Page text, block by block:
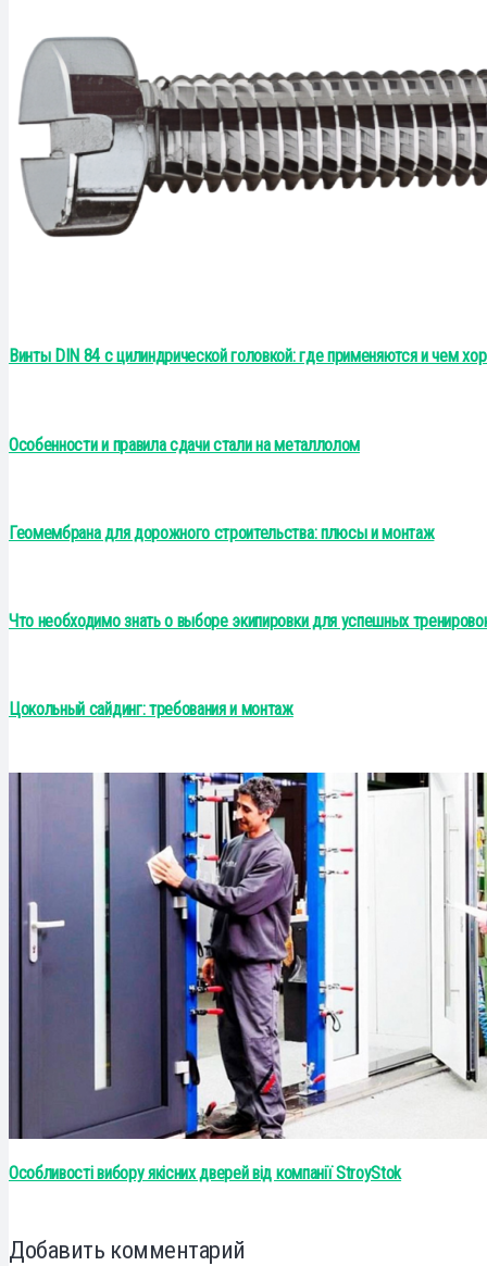
Винты DIN 84 с цилиндрической головкой: где применяются и чем
Особенности и правила сдачи стали на металлолом
Геомембрана для дорожного строительства: плюсы и монтаж
Что необходимо знать о выборе экипировки для успешных
Цокольный сайдинг: требования и монтаж
Особливості вибору якісних дверей від компанії StroyStok
Добавить комментарий